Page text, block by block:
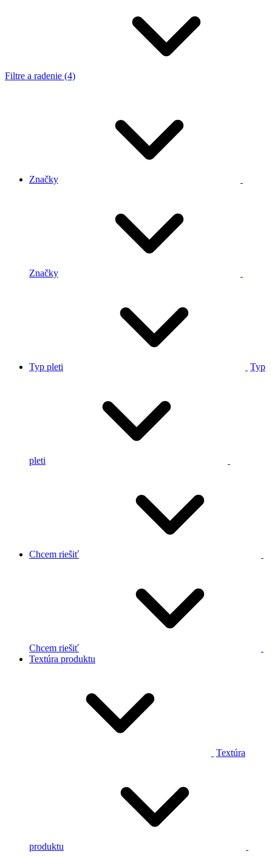
Filtre a radenie (4)
Značky
Značky
Typ pleti Typ
pleti
Chcem riešiť
Chcem riešiť
Textúra produktu
Textúra
produktu